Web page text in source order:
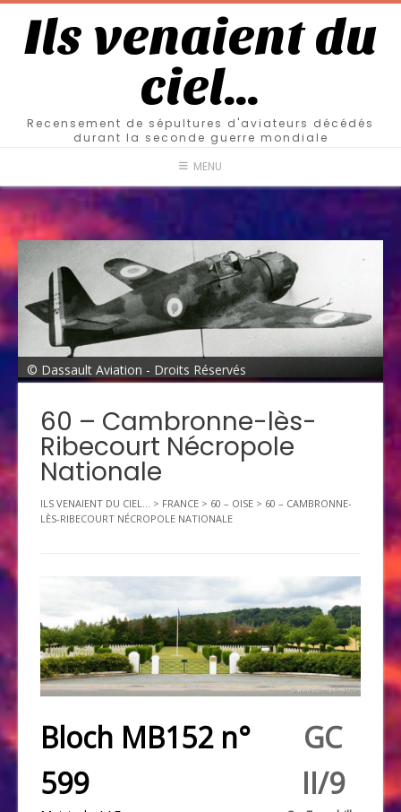
Ils venaient du
ciel…
Recensement de sépultures d'aviateurs décédés
durant la seconde guerre mondiale
MENU
© Dassault Aviation - Droits Réservés
60 – Cambronne-lès-
Ribecourt Nécropole
Nationale
ILS VENAIENT DU CIEL... > FRANCE > 60 – OISE > 60 – CAMBRONNE-
LÈS-RIBECOURT NÉCROPOLE NATIONALE
Bloch MB152 n°
599
GC
II/9